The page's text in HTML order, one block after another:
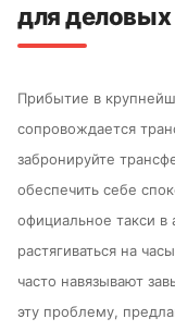
для
Прибытие в
сопровождается
забронируйте
обеспечить себе
официальное такси
растягиваться на
часто навязывают
эту проблему,